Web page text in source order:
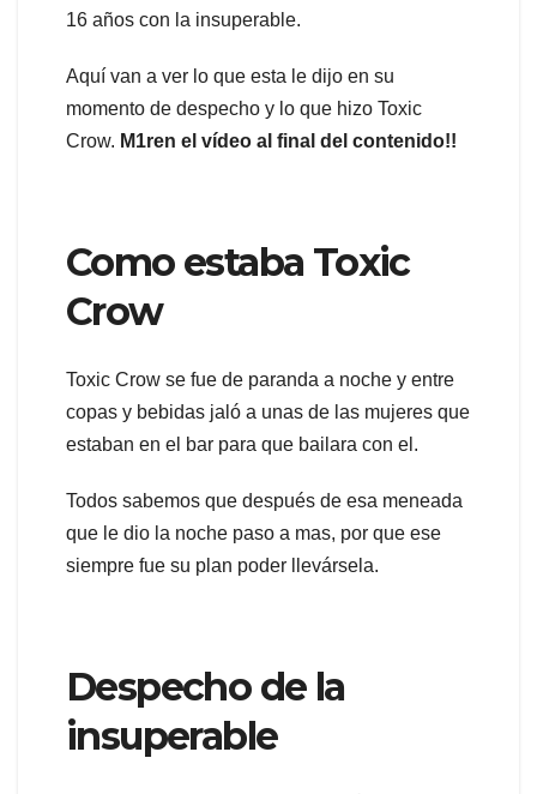
16 años con la insuperable.
Aquí van a ver lo que esta le dijo en su
momento de despecho y lo que hizo Toxic
Crow. M1ren el vídeo al final del contenido!!
Como estaba Toxic
Crow
Toxic Crow se fue de paranda a noche y entre
copas y bebidas jaló a unas de las mujeres que
estaban en el bar para que bailara con el.
Todos sabemos que después de esa meneada
que le dio la noche paso a mas, por que ese
siempre fue su plan poder llevársela.
Despecho de la
insuperable